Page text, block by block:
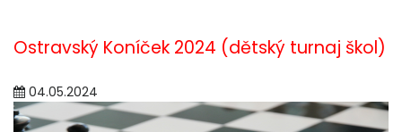
Ostravský Koníček 2024 (dětský turnaj škol)
04.05.2024